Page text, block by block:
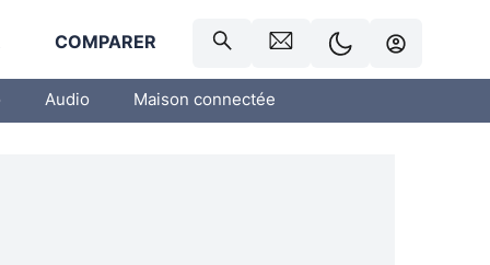
COMPARER
Audio Maison connectée